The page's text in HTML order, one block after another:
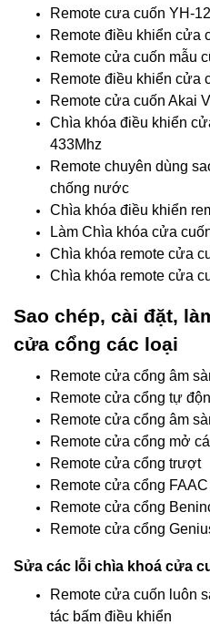
Remote cưa cuốn YH-
Remote điều khiển cửa
Remote cửa cuốn mẫu
Remote điều khiển cửa
Remote cửa cuốn Akai
Chìa khóa điều khiển
433Mhz
Remote chuyên dùng
chống nước
Chìa khóa điều khiển
Làm Chìa khóa cửa
Chìa khóa remote cửa
Chìa khóa remote cửa
Sao chép, cài đặt,
cửa cổng các loại
Remote cửa cổng âm
Remote cửa cổng tự
Remote cửa cổng âm
Remote cửa cổng mở
Remote cửa cổng trượt
Remote cửa cổng FAAC
Remote cửa cổng
Remote cửa cổng
Sửa các lỗi chìa khoá cửa
Remote cửa cuốn luôn
tác bấm điều khiển